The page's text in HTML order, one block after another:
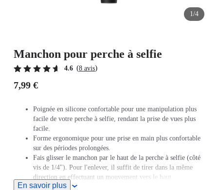
1/4
Manchon pour perche à selfie
4.6 (8 avis)
7,99 €
Poignée en silicone confortable pour une manipulation plus
facile de votre perche à selfie, rendant la prise de vues plus
facile.
Forme ergonomique pour une prise en main plus confortable
sur des périodes prolongées.
Fais glisser le manchon par le haut de la perche à selfie (côté
vis de 1/4"). Pour l'enlever, il suffit de tirer dans la même
direction en effectuant un mouvement vers le haut.
En savoir plus